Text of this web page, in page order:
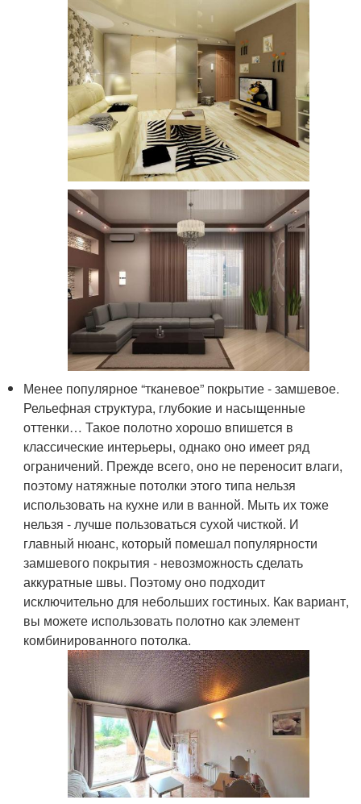
Менее популярное “тканевое” покрытие - замшевое.
Рельефная структура, глубокие и насыщенные
оттенки… Такое полотно хорошо впишется в
классические интерьеры, однако оно имеет ряд
ограничений. Прежде всего, оно не переносит влаги,
поэтому натяжные потолки этого типа нельзя
использовать на кухне или в ванной. Мыть их тоже
нельзя - лучше пользоваться сухой чисткой. И
главный нюанс, который помешал популярности
замшевого покрытия - невозможность сделать
аккуратные швы. Поэтому оно подходит
исключительно для небольших гостиных. Как вариант,
вы можете использовать полотно как элемент
комбинированного потолка.